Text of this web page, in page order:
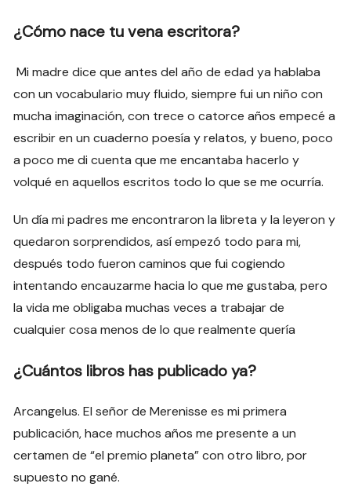
¿Cómo nace tu vena escritora?
Mi madre dice que antes del año de edad ya hablaba
con un vocabulario muy fluido, siempre fui un niño con
mucha imaginación, con trece o catorce años empecé a
escribir en un cuaderno poesía y relatos, y bueno, poco
a poco me di cuenta que me encantaba hacerlo y
volqué en aquellos escritos todo lo que se me ocurría.
Un día mi padres me encontraron la libreta y la leyeron y
quedaron sorprendidos, así empezó todo para mi,
después todo fueron caminos que fui cogiendo
intentando encauzarme hacia lo que me gustaba, pero
la vida me obligaba muchas veces a trabajar de
cualquier cosa menos de lo que realmente quería
¿Cuántos libros has publicado ya?
Arcangelus. El señor de Merenisse es mi primera
publicación, hace muchos años me presente a un
certamen de “el premio planeta” con otro libro, por
supuesto no gané.